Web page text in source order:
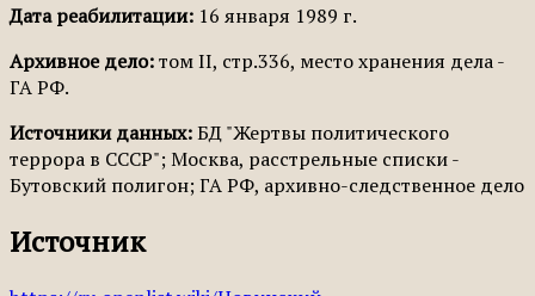
Дата реабилитации: 16 января 1989 г.
Архивное дело:том II, стр.336, место хранения дела -
ГА РФ.
Источники данных:БД "Жертвы политического
террора в СССР"; Москва, расстрельные списки -
Бутовский полигон; ГА РФ, архивно-следственное дело
Источник